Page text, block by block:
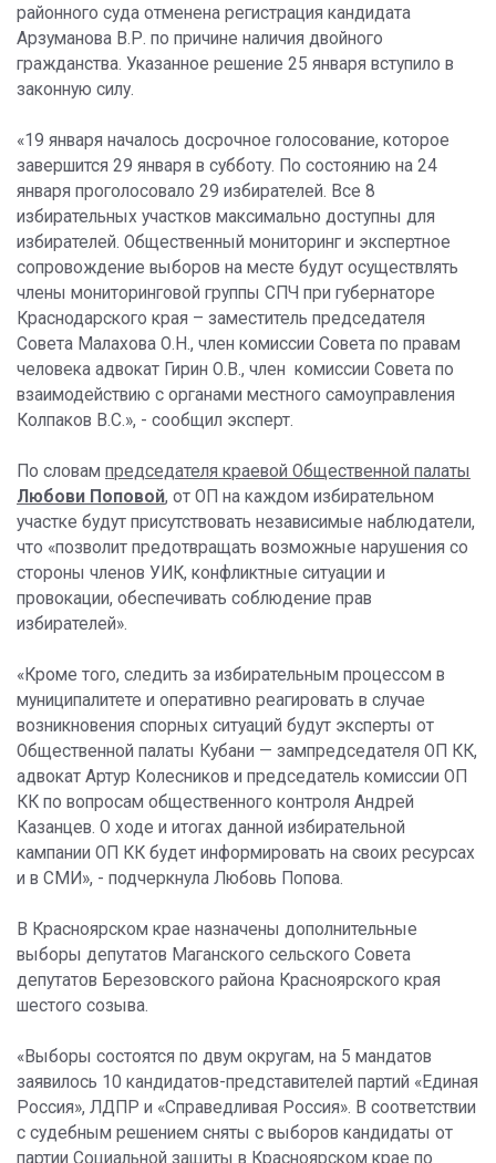
районного суда отменена регистрация кандидата
Арзуманова В.Р. по причине наличия двойного
гражданства. Указанное решение 25 января вступило в
законную силу.
«19 января началось досрочное голосование, которое
завершится 29 января в субботу. По состоянию на 24
января проголосовало 29 избирателей. Все 8
избирательных участков максимально доступны для
избирателей. Общественный мониторинг и экспертное
сопровождение выборов на месте будут осуществлять
члены мониторинговой группы СПЧ при губернаторе
Краснодарского края – заместитель председателя
Совета Малахова О.Н., член комиссии Совета по правам
человека адвокат Гирин О.В., член комиссии Совета по
взаимодействию с органами местного самоуправления
Колпаков В.С.», - сообщил эксперт.
По словам председателя краевой Общественной палаты
Любови Поповой, от ОП на каждом избирательном
участке будут присутствовать независимые наблюдатели,
что «позволит предотвращать возможные нарушения со
стороны членов УИК, конфликтные ситуации и
провокации, обеспечивать соблюдение прав
избирателей».
«Кроме того, следить за избирательным процессом в
муниципалитете и оперативно реагировать в случае
возникновения спорных ситуаций будут эксперты от
Общественной палаты Кубани — зампредседателя ОП КК,
адвокат Артур Колесников и председатель комиссии ОП
КК по вопросам общественного контроля Андрей
Казанцев. О ходе и итогах данной избирательной
кампании ОП КК будет информировать на своих ресурсах
и в СМИ», - подчеркнула Любовь Попова.
В Красноярском крае назначены дополнительные
выборы депутатов Маганского сельского Совета
депутатов Березовского района Красноярского края
шестого созыва.
«Выборы состоятся по двум округам, на 5 мандатов
заявилось 10 кандидатов-представителей партий «Единая
Россия», ЛДПР и «Справедливая Россия». В соответствии
с судебным решением сняты с выборов кандидаты от
партии Социальной защиты в Красноярском крае по